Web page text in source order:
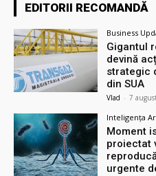
EDITORII RECOMANDĂ
Business
Gigantul
devină
strategic
din SUA
Vlad - 7
Inteligența
Moment
proiectat
urgente